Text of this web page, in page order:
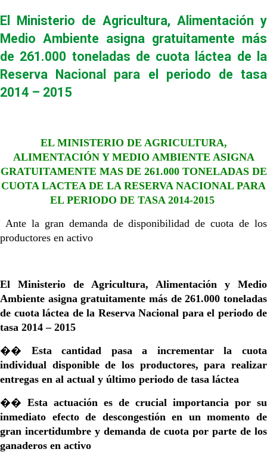
El Ministerio de Agricultura, Alimentación y
Medio Ambiente asigna gratuitamente más
de 261.000 toneladas de cuota láctea de la
Reserva Nacional para el periodo de tasa
2014 – 2015
EL MINISTERIO DE AGRICULTURA,
ALIMENTACIÓN Y MEDIO AMBIENTE ASIGNA
GRATUITAMENTE MAS DE 261.000 TONELADAS DE
CUOTA LACTEA DE LA RESERVA NACIONAL PARA
EL PERIODO DE TASA 2014-2015
Ante la gran demanda de disponibilidad de cuota de los
productores en activo
El Ministerio de Agricultura, Alimentación y Medio
Ambiente asigna gratuitamente más de 261.000 toneladas
de cuota láctea de la Reserva Nacional para el periodo de
tasa 2014 – 2015
�� Esta cantidad pasa a incrementar la cuota
individual disponible de los productores, para realizar
entregas en al actual y último periodo de tasa láctea
�� Esta actuación es de crucial importancia por su
inmediato efecto de descongestión en un momento de
gran incertidumbre y demanda de cuota por parte de los
ganaderos en activo